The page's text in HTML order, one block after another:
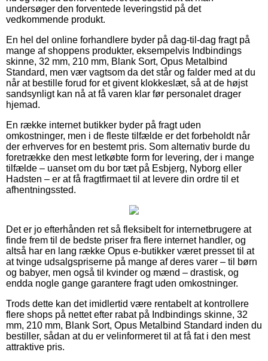
undersøger den forventede leveringstid på det
vedkommende produkt.
En hel del online forhandlere byder på dag-til-dag fragt på
mange af shoppens produkter, eksempelvis Indbindings
skinne, 32 mm, 210 mm, Blank Sort, Opus Metalbind
Standard, men vær vagtsom da det står og falder med at du
når at bestille forud for et givent klokkeslæt, så at de højst
sandsynligt kan nå at få varen klar før personalet drager
hjemad.
En række internet butikker byder på fragt uden
omkostninger, men i de fleste tilfælde er det forbeholdt når
der erhverves for en bestemt pris. Som alternativ burde du
foretrække den mest letkøbte form for levering, der i mange
tilfælde – uanset om du bor tæt på Esbjerg, Nyborg eller
Hadsten – er at få fragtfirmaet til at levere din ordre til et
afhentningssted.
Det er jo efterhånden ret så fleksibelt for internetbrugere at
finde frem til de bedste priser fra flere internet handler, og
altså har en lang række Opus e-butikker været presset til at
at tvinge udsalgspriserne på mange af deres varer – til børn
og babyer, men også til kvinder og mænd – drastisk, og
endda nogle gange garantere fragt uden omkostninger.
Trods dette kan det imidlertid være rentabelt at kontrollere
flere shops på nettet efter rabat på Indbindings skinne, 32
mm, 210 mm, Blank Sort, Opus Metalbind Standard inden du
bestiller, sådan at du er velinformeret til at få fat i den mest
attraktive pris.